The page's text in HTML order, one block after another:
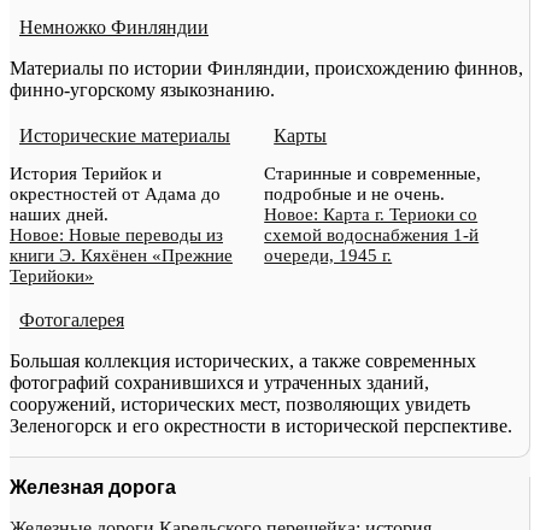
Немножко Финляндии
Материалы по истории Финляндии, происхождению финнов,
финно-угорскому языкознанию.
Исторические материалы
История Терийок и
окрестностей от Адама до
наших дней.
Новое: Новые переводы из
книги Э. Кяхёнен «Прежние
Терийоки»
Карты
Старинные и современные,
подробные и не очень.
Новое: Карта г. Териоки со
схемой водоснабжения 1-й
очереди, 1945 г.
Фотогалерея
Большая коллекция исторических, а также современных
фотографий сохранившихся и утраченных зданий,
сооружений, исторических мест, позволяющих увидеть
Зеленогорск и его окрестности в исторической перспективе.
Железная дорога